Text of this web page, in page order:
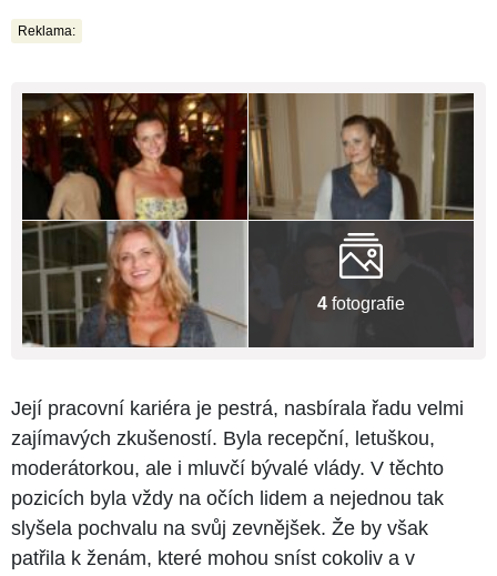
Reklama:
4 fotografie
Její pracovní kariéra je pestrá, nasbírala řadu velmi
zajímavých zkušeností. Byla recepční, letuškou,
moderátorkou, ale i mluvčí bývalé vlády. V těchto
pozicích byla vždy na očích lidem a nejednou tak
slyšela pochvalu na svůj zevnějšek. Že by však
patřila k ženám, které mohou sníst cokoliv a v